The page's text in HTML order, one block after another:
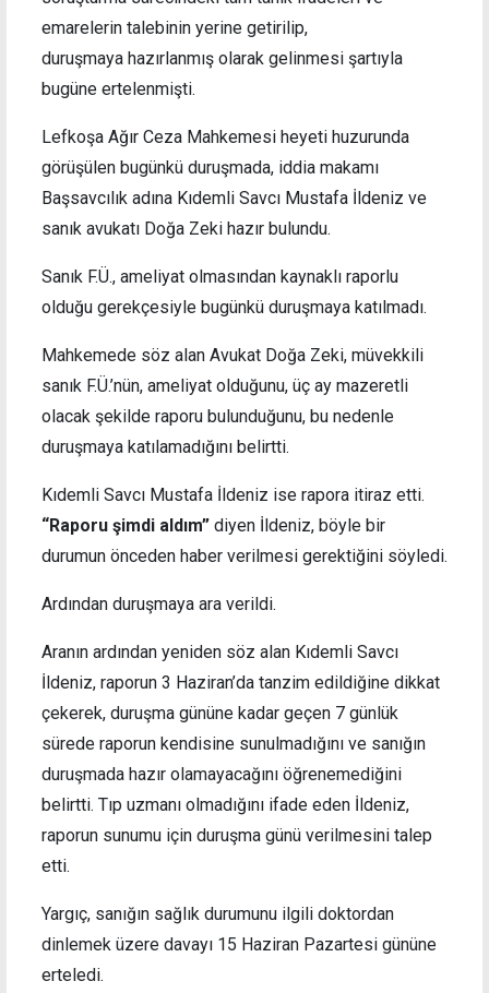
emarelerin talebinin yerine getirilip,
duruşmaya hazırlanmış olarak gelinmesi şartıyla
bugüne ertelenmişti.
Lefkoşa Ağır Ceza Mahkemesi heyeti huzurunda
görüşülen bugünkü duruşmada, iddia makamı
Başsavcılık adına Kıdemli Savcı Mustafa İldeniz ve
sanık avukatı Doğa Zeki hazır bulundu.
Sanık F.Ü., ameliyat olmasından kaynaklı raporlu
olduğu gerekçesiyle bugünkü duruşmaya katılmadı.
Mahkemede söz alan Avukat Doğa Zeki, müvekkili
sanık F.Ü.’nün, ameliyat olduğunu, üç ay mazeretli
olacak şekilde raporu bulunduğunu, bu nedenle
duruşmaya katılamadığını belirtti.
Kıdemli Savcı Mustafa İldeniz ise rapora itiraz etti.
“Raporu şimdi aldım” diyen İldeniz, böyle bir
durumun önceden haber verilmesi gerektiğini söyledi.
Ardından duruşmaya ara verildi.
Aranın ardından yeniden söz alan Kıdemli Savcı
İldeniz, raporun 3 Haziran’da tanzim edildiğine dikkat
çekerek, duruşma gününe kadar geçen 7 günlük
sürede raporun kendisine sunulmadığını ve sanığın
duruşmada hazır olamayacağını öğrenemediğini
belirtti. Tıp uzmanı olmadığını ifade eden İldeniz,
raporun sunumu için duruşma günü verilmesini talep
etti.
Yargıç, sanığın sağlık durumunu ilgili doktordan
dinlemek üzere davayı 15 Haziran Pazartesi gününe
erteledi.